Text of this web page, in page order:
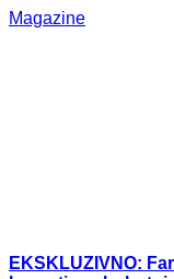
Magazine
EKSKLUZIVNO: